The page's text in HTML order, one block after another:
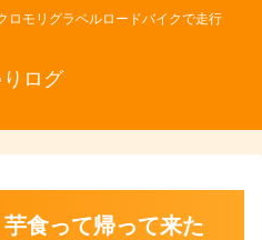
ロモリグラベルロードバイクで走行
ログ
食って帰って来た